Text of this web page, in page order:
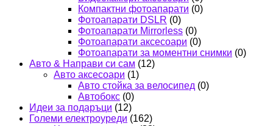
Компактни фотоапарати (0)
Фотоапарати DSLR (0)
Фотоапарати Mirrorless (0)
Фотоапарати аксесоари (0)
Фотоапарати за моментни снимки (0)
Авто & Направи си сам (12)
Авто аксесоари (1)
Авто стойка за велосипед (0)
Автобокс (0)
Идеи за подаръци (12)
Големи електроуреди (162)